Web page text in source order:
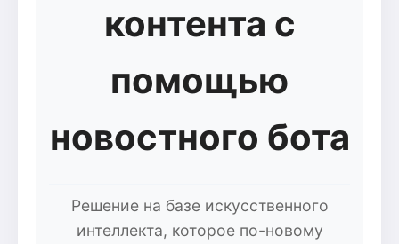
контента с
помощью
новостного бота
Решение на базе искусственного
интеллекта, которое по-новому